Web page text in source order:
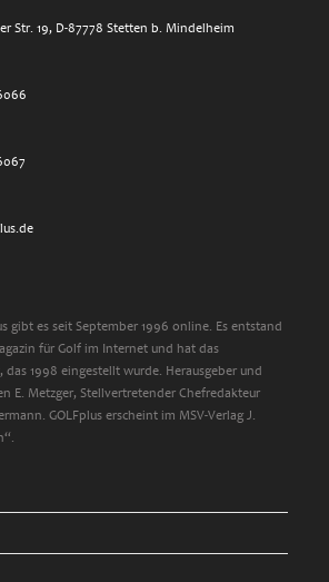
Str. 19, D-87778 Stetten b. Mindelheim
gibt es seit September 1996 online. Es entstand
für Golf im Internet und hat das
das 1998 eingestellt wurde. Herausgeber und
E. Metzger, Stellvertretender Chefredakteur
GOLFplus erscheint im MSV-Verlag J.